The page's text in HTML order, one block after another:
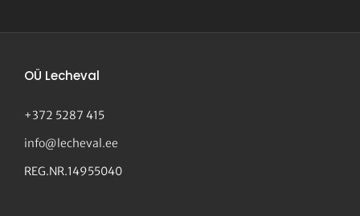
OÜ Lecheval
+372 5287 415
info@lecheval.ee
REG.NR.14955040